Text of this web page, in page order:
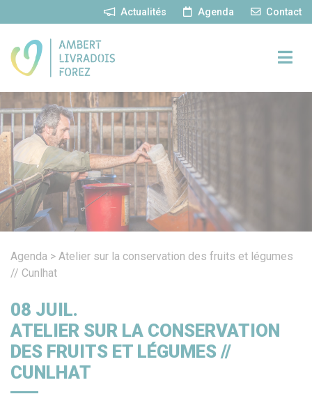
Actualités Agenda Contact
Agenda > Atelier sur la conservation des fruits et légumes
// Cunlhat
08 JUIL.
ATELIER SUR LA CONSERVATION
DES FRUITS ET LÉGUMES //
CUNLHAT
Panneau de gestion des cookies